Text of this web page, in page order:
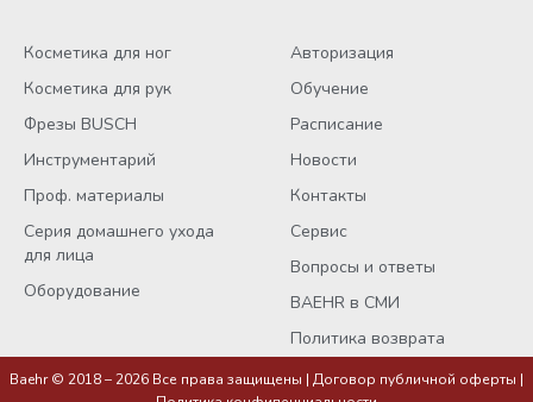
Косметика для ног
Косметика для рук
Фрезы BUSCH
Инструментарий
Проф. материалы
Серия домашнего ухода
для лица
Оборудование
Авторизация
Обучение
Расписание
Новости
Контакты
Сервис
Вопросы и ответы
BAEHR в СМИ
Политика возврата
Baehr © 2018 – 2026 Все права защищены | Договор публичной оферты |